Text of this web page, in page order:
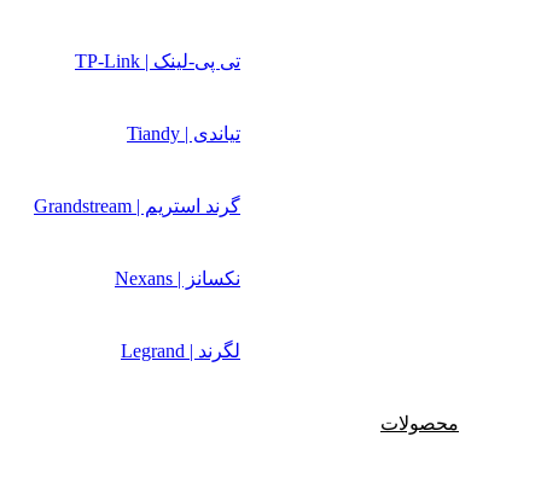
تی پی-لینک | TP-Link
تیاندی | Tiandy
گرند استریم | Grandstream
نکسانز | Nexans
لگرند | Legrand
محصولات